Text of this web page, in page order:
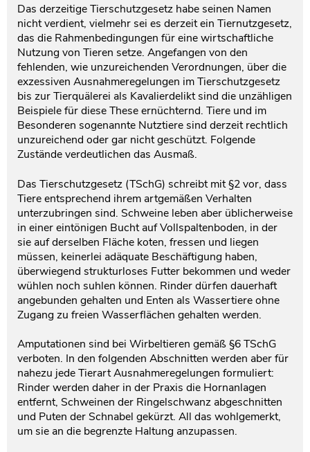
Das derzeitige Tierschutzgesetz habe seinen Namen
nicht verdient, vielmehr sei es derzeit ein Tiernutzgesetz,
das die Rahmenbedingungen für eine wirtschaftliche
Nutzung von Tieren setze. Angefangen von den
fehlenden, wie unzureichenden Verordnungen, über die
exzessiven Ausnahmeregelungen im Tierschutzgesetz
bis zur Tierquälerei als Kavalierdelikt sind die unzähligen
Beispiele für diese These ernüchternd. Tiere und im
Besonderen sogenannte Nutztiere sind derzeit rechtlich
unzureichend oder gar nicht geschützt. Folgende
Zustände verdeutlichen das Ausmaß.
Das Tierschutzgesetz (TSchG) schreibt mit §2 vor, dass
Tiere entsprechend ihrem artgemäßen Verhalten
unterzubringen sind. Schweine leben aber üblicherweise
in einer eintönigen Bucht auf Vollspaltenboden, in der
sie auf derselben Fläche koten, fressen und liegen
müssen, keinerlei adäquate Beschäftigung haben,
überwiegend strukturloses Futter bekommen und weder
wühlen noch suhlen können. Rinder dürfen dauerhaft
angebunden gehalten und Enten als Wassertiere ohne
Zugang zu freien Wasserflächen gehalten werden.
Amputationen sind bei Wirbeltieren gemäß §6 TSchG
verboten. In den folgenden Abschnitten werden aber für
nahezu jede Tierart Ausnahmeregelungen formuliert:
Rinder werden daher in der Praxis die Hornanlagen
entfernt, Schweinen der Ringelschwanz abgeschnitten
und Puten der Schnabel gekürzt. All das wohlgemerkt,
um sie an die begrenzte Haltung anzupassen.